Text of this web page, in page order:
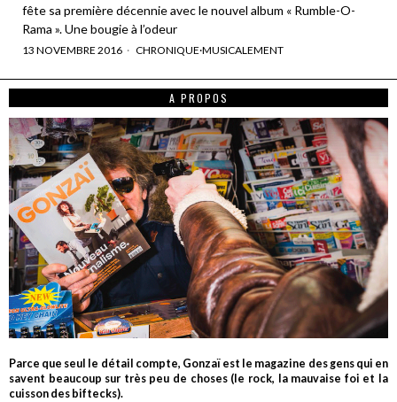
fête sa première décennie avec le nouvel album « Rumble-O-
Rama ». Une bougie à l’odeur
13 NOVEMBRE 2016 CHRONIQUE·MUSICALEMENT
A PROPOS
Parce que seul le détail compte, Gonzaï est le magazine des gens qui en
savent beaucoup sur très peu de choses (le rock, la mauvaise foi et la
cuisson des biftecks).